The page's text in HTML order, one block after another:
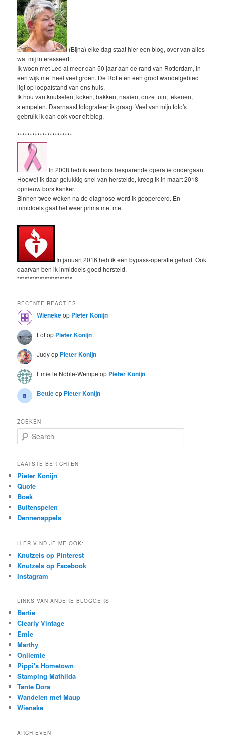
(Bijna) elke dag staat hier een blog, over van alles
wat mij interesseert.
Ik woon met Leo al meer dan 50 jaar aan de rand van Rotterdam, in
een wijk met heel veel groen. De Rotte en een groot wandelgebied
ligt op loopafstand van ons huis.
Ik hou van knutselen, koken, bakken, naaien, onze tuin, tekenen,
stempelen. Daarnaast fotografeer ik graag. Veel van mijn foto's
gebruik ik dan ook voor dit blog.
**********************
In 2008 heb ik een borstbesparende operatie ondergaan.
Hoewel ik daar gelukkig snel van herstelde, kreeg ik in maart 2018
opnieuw borstkanker.
Binnen twee weken na de diagnose werd ik geopereerd. En
inmiddels gaat het weer prima met me.
In januari 2016 heb ik een bypass-operatie gehad. Ook
daarvan ben ik inmiddels goed hersteld.
**********************
RECENTE REACTIES
Wienekeop Pieter Konijn
Lotop Pieter Konijn
Judyop Pieter Konijn
Emie le Noble-Wempe op Pieter Konijn
Bettieop Pieter Konijn
ZOEKEN
e
r
h
LAATSTE BERICHTEN
Pieter Konijn
Quote
Boek
Buitenspelen
Dennenappels
HIER VIND JE ME OOK:
Knutzels op Pinterest
Knutzels op Facebook
Instagram
LINKS VAN ANDERE BLOGGERS
Bertie
Clearly Vintage
Emie
Marthy
Onliemie
Pippi's Hometown
Stamping Mathilda
Tante Dora
Wandelen met Maup
Wieneke
ARCHIEVEN